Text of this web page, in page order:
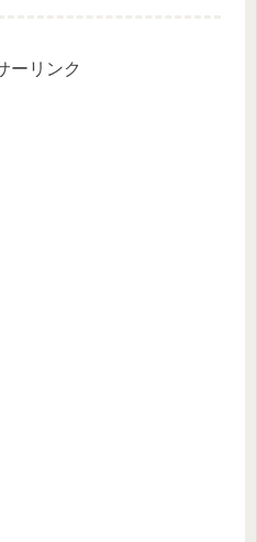
ーリンク